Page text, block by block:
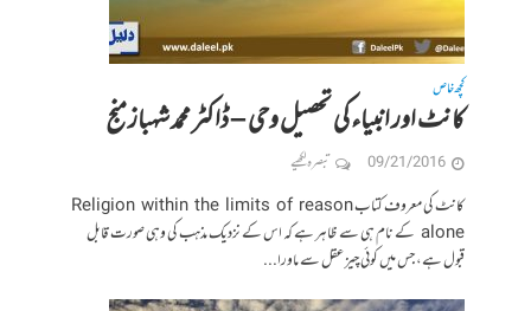
کچھ خاص
کانٹ اور انبیاء کی تحصیل وحی – ڈاکٹر محمد شہباز منج
09/21/2016 تبصرہ لکھیے
کانٹ کی معروف کتاب Religion within the limits of reason
alone کے نام ہی سے ظاہر ہے کہ اس کے نزدیک مذہب کی وہی صورت قابل
قبول ہے، جس میں کوئی چیز عقل سے ماورا...